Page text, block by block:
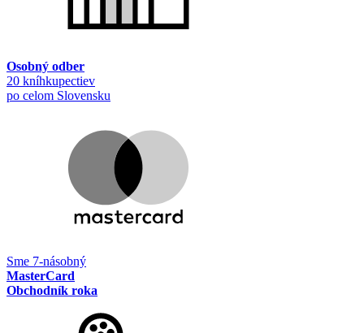
Osobný odber
20 kníhkupectiev
po celom Slovensku
Sme 7-násobný
MasterCard
Obchodník roka